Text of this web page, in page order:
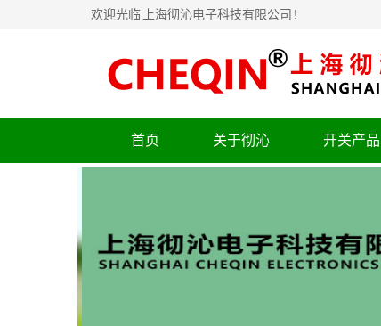
欢迎光临 上海彻沁电子科技有限公司 !
首页 关于彻沁 开关产品